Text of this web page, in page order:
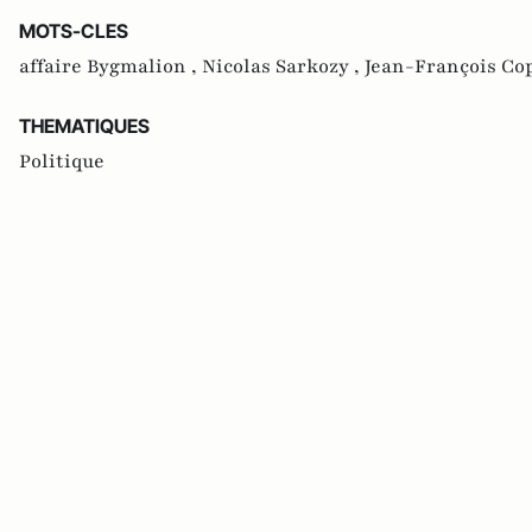
MOTS-CLES
affaire Bygmalion , Nicolas Sarkozy , Jean-François
THEMATIQUES
Politique